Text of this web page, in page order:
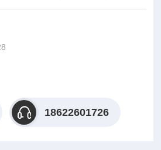
以辅助阿尔茨海默病的诊断。
18622601726